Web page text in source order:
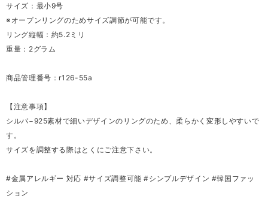
サイズ：最小9号
※オープンリングのためサイズ調節が可能です。
リング縦幅：約5.2ミリ
重量：2グラム
商品管理番号：r126-55a
【注意事項】
シルバ−925素材で細いデザインのリングのため、柔らかく変形しやすいで
す。
サイズを調整する際はとくにご注意下さい。
#金属アレルギー 対応 #サイズ調整可能 #シンプルデザイン #韓国ファッ
ション